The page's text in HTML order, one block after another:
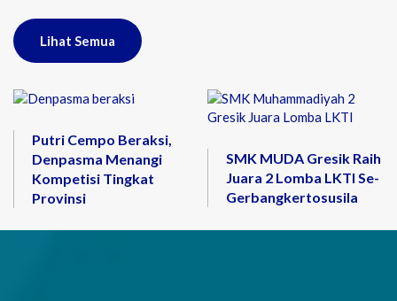
Lihat Semua
Putri Cempo Beraksi,
Denpasma Menangi
Kompetisi Tingkat
Provinsi
SMK MUDA Gresik Raih
Juara 2 Lomba LKTI Se-
Gerbangkertosusila